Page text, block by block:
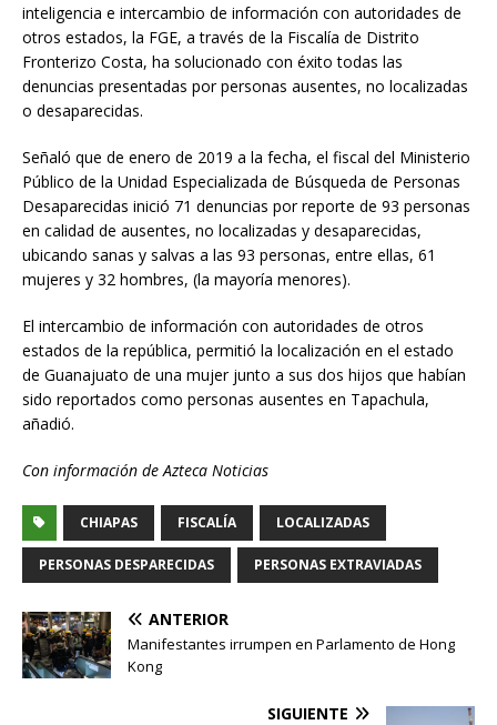
inteligencia e intercambio de información con autoridades de
otros estados, la FGE, a través de la Fiscalía de Distrito
Fronterizo Costa, ha solucionado con éxito todas las
denuncias presentadas por personas ausentes, no localizadas
o desaparecidas.
Señaló que de enero de 2019 a la fecha, el fiscal del Ministerio
Público de la Unidad Especializada de Búsqueda de Personas
Desaparecidas inició 71 denuncias por reporte de 93 personas
en calidad de ausentes, no localizadas y desaparecidas,
ubicando sanas y salvas a las 93 personas, entre ellas, 61
mujeres y 32 hombres, (la mayoría menores).
El intercambio de información con autoridades de otros
estados de la república, permitió la localización en el estado
de Guanajuato de una mujer junto a sus dos hijos que habían
sido reportados como personas ausentes en Tapachula,
añadió.
Con información de Azteca Noticias
CHIAPAS FISCALÍA LOCALIZADAS
PERSONAS DESPARECIDAS PERSONAS EXTRAVIADAS
ANTERIOR
Manifestantes irrumpen en Parlamento de Hong
Kong
SIGUIENTE